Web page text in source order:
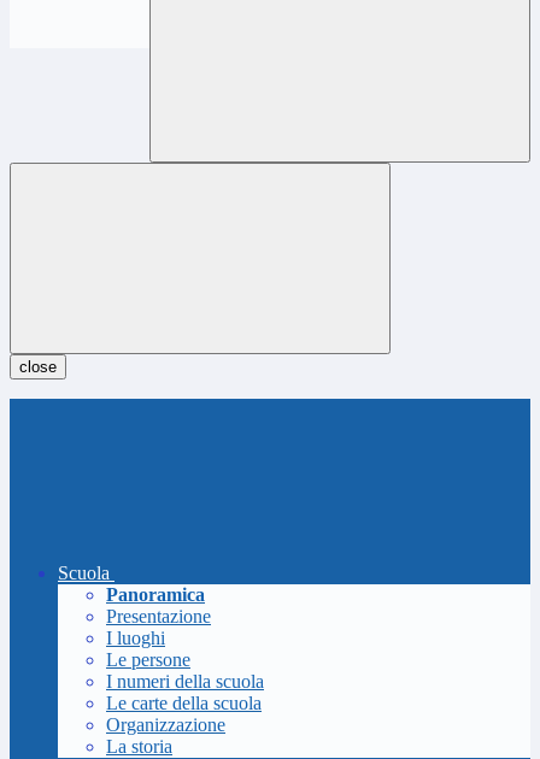
close
Scuola
Panoramica
Presentazione
I luoghi
Le persone
I numeri della scuola
Le carte della scuola
Organizzazione
La storia